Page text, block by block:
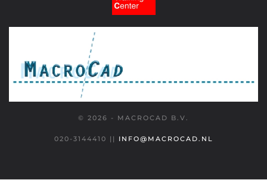
© 2026 - MACROCAD B.V.
020-3144410 || INFO@MACROCAD.NL